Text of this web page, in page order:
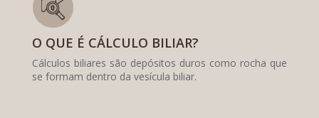
O QUE É CÁLCULO BILIAR?
Cálculos biliares são depósitos duros como rocha que
se formam dentro da vesícula biliar.